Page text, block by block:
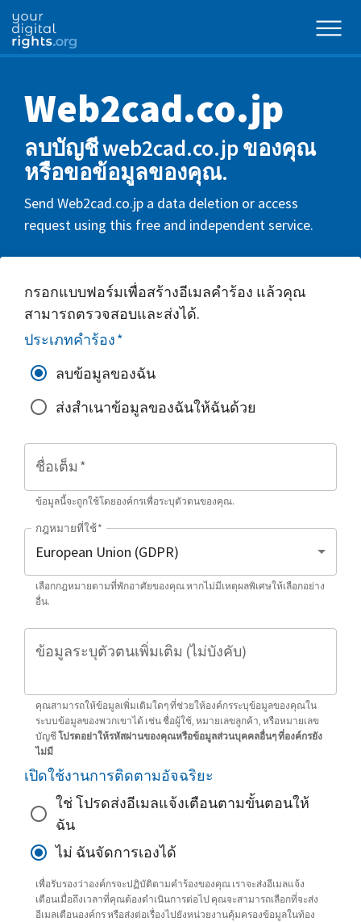
Web2cad.co.jp
ลบบัญชี web2cad.co.jp ของคุณ
หรือขอข้อมูลของคุณ.
Send Web2cad.co.jp a data deletion or access
request using this free and independent service.
กรอกแบบฟอร์มเพื่อสร้างอีเมลคำร้อง แล้วคุณ
สามารถตรวจสอบและส่งได้.
ประเภทคำร้อง*
ลบข้อมูลของฉัน
ส่งสำเนาข้อมูลของฉันให้ฉันด้วย
ชื่อเต็ม *
ข้อมูลนี้จะถูกใช้โดยองค์กรเพื่อระบุตัวตนของคุณ.
กฎหมายที่ใช้*
เลือกกฎหมายตามที่พักอาศัยของคุณ หากไม่มีเหตุผลพิเศษให้เลือกอย่าง
อื่น.
ข้อมูลระบุตัวตนเพิ่มเติม (ไม่บังคับ)
คุณสามารถให้ข้อมูลเพิ่มเติมใดๆ ที่ช่วยให้องค์กรระบุข้อมูลของคุณใน
ระบบข้อมูลของพวกเขาได้ เช่น ชื่อผู้ใช้, หมายเลขลูกค้า, หรือหมายเลข
บัญชีโปรดอย่าให้รหัสผ่านของคุณหรือข้อมูลส่วนบุคคลอื่นๆ ที่องค์กรยัง
ไม่มี
เปิดใช้งานการติดตามอัจฉริยะ
ใช่ โปรดส่งอีเมลแจ้งเตือนตามขั้นตอนให้
ฉัน
ไม่ ฉันจัดการเองได้
เพื่อรับรองว่าองค์กรจะปฏิบัติตามคำร้องของคุณ เราจะส่งอีเมลแจ้ง
เตือนเมื่อถึงเวลาที่คุณต้องดำเนินการต่อไป คุณจะสามารถเลือกที่จะส่ง
อีเมลเตือนองค์กร หรือส่งต่อเรื่องไปยังหน่วยงานคุ้มครองข้อมูลในท้อง